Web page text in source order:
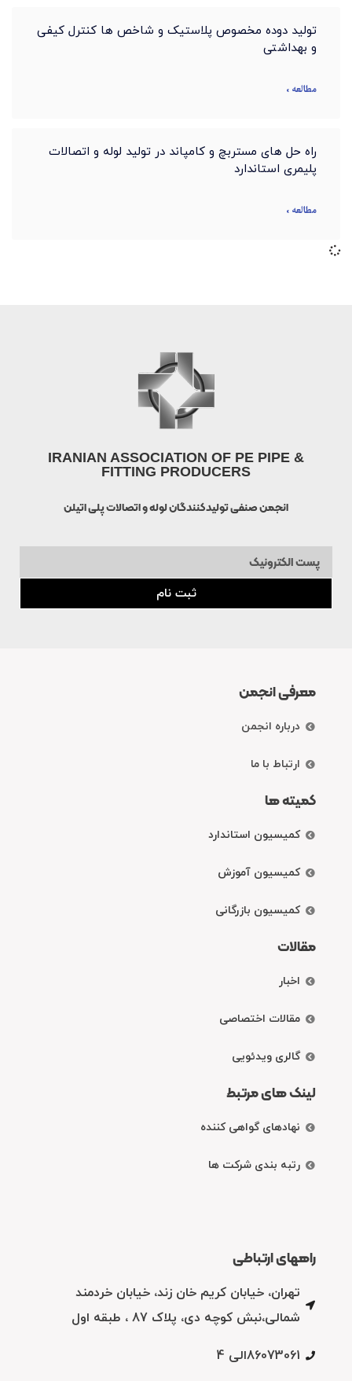
تولید دوده مخصوص پلاستیک و شاخص ها کنترل کیفی
و بهداشتی
مطالعه »
راه حل های مستربچ و کامپاند در تولید لوله و اتصالات
پلیمری استاندارد
مطالعه »
IRANIAN ASSOCIATION OF PE PIPE &
FITTING PRODUCERS
انجمن صنفی تولیدکنندگان لوله و اتصالات پلی اتیلن
ثبت نام
معرفی انجمن
درباره انجمن
ارتباط با ما
کمیته ها
کمیسیون استاندارد
کمیسیون آموزش
کمیسیون بازرگانی
مقالات
اخبار
مقالات اختصاصی
گالری ویدئویی
لینک های مرتبط
نهادهای گواهی کننده
رتبه بندی شرکت ها
راههای ارتباطی
تهران، خیابان کریم خان زند، خیابان خردمند
شمالی،نبش کوچه دی، پلاک 87 ، طبقه اول
86073061الی 4